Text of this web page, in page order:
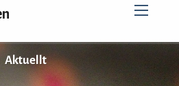
Aktuellt